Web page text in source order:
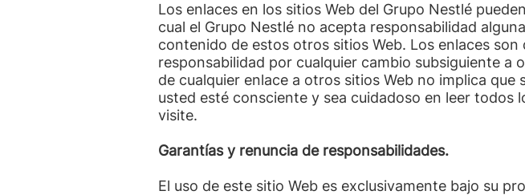
Los enlaces en los sitios Web del Grupo Nestlé
cual el Grupo Nestlé no acepta responsabilidad
contenido de estos otros sitios Web. Los enlaces
responsabilidad por cualquier cambio subsiguiente a
de cualquier enlace a otros sitios Web no implica
usted esté consciente y sea cuidadoso en leer todos
visite.
Garantías y renuncia de responsabilidades.
El uso de este sitio Web es exclusivamente bajo su